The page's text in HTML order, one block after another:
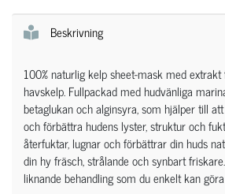
Beskrivning
100% naturlig kelp sheet-mask med
havskelp. Fullpackad med hudvänliga
betaglukan och alginsyra, som hjälper till
och förbättra hudens lyster, struktur och
återfuktar, lugnar och förbättrar din huds
din hy fräsch, strålande och synbart
liknande behandling som du enkelt kan